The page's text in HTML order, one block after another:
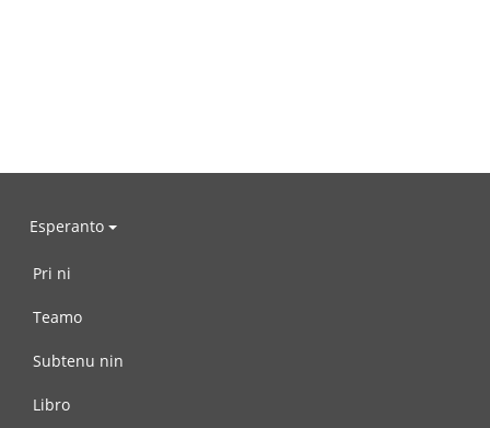
Esperanto
Pri ni
Teamo
Subtenu nin
Libro